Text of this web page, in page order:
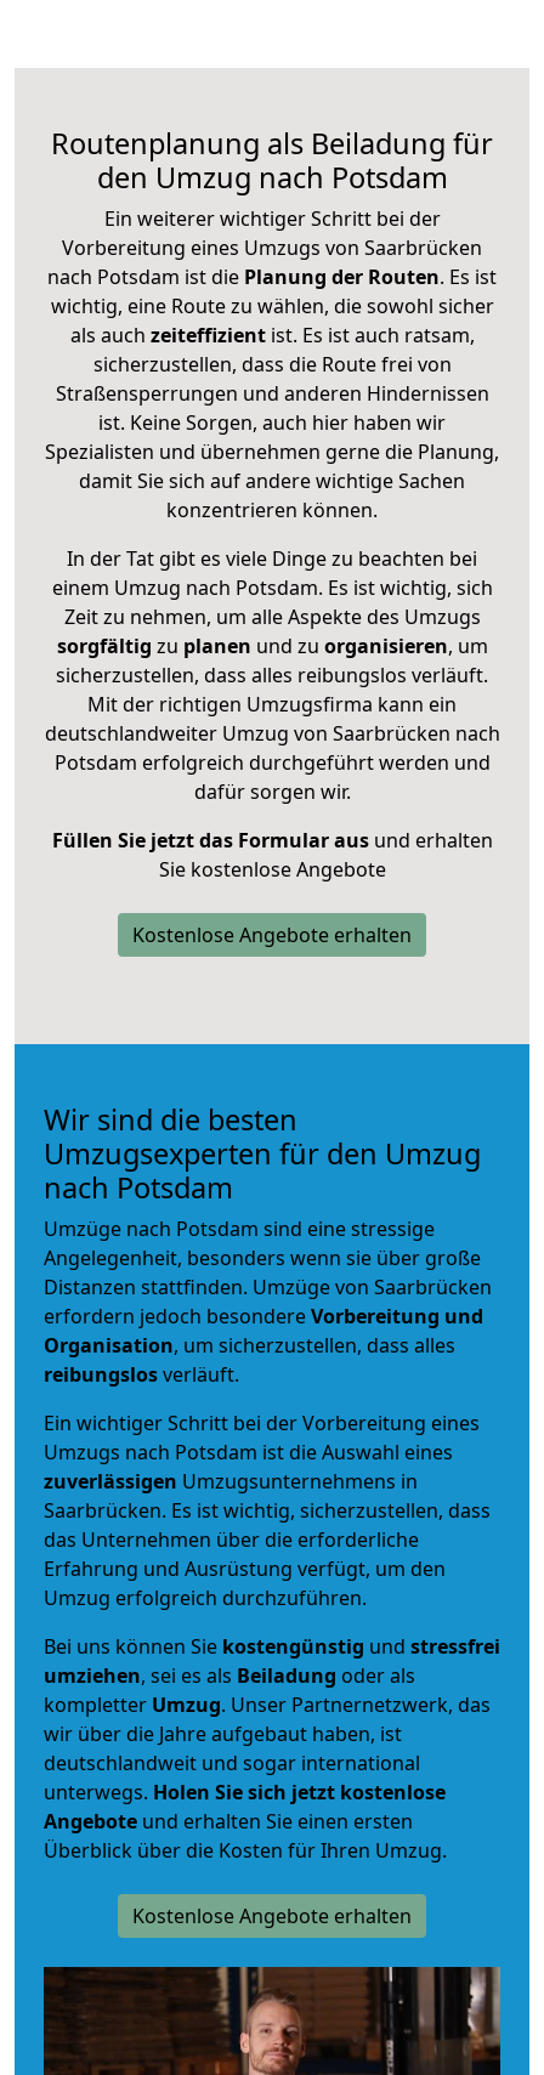
Routenplanung als Beiladung für
den Umzug nach Potsdam
Ein weiterer wichtiger Schritt bei der
Vorbereitung eines Umzugs von Saarbrücken
nach Potsdam ist die Planung der Routen. Es ist
wichtig, eine Route zu wählen, die sowohl sicher
als auch zeiteffizientist. Es ist auch ratsam,
sicherzustellen, dass die Route frei von
Straßensperrungen und anderen Hindernissen
ist. Keine Sorgen, auch hier haben wir
Spezialisten und übernehmen gerne die Planung,
damit Sie sich auf andere wichtige Sachen
konzentrieren können.
In der Tat gibt es viele Dinge zu beachten bei
einem Umzug nach Potsdam. Es ist wichtig, sich
Zeit zu nehmen, um alle Aspekte des Umzugs
sorgfältig zu planen und zu organisieren, um
sicherzustellen, dass alles reibungslos verläuft.
Mit der richtigen Umzugsfirma kann ein
deutschlandweiter Umzug von Saarbrücken nach
Potsdam erfolgreich durchgeführt werden und
dafür sorgen wir.
Füllen Sie jetzt das Formular ausund erhalten
Sie kostenlose Angebote
Kostenlose Angebote erhalten
Wir sind die besten
Umzugsexperten für den Umzug
nach Potsdam
Umzüge nach Potsdam sind eine stressige
Angelegenheit, besonders wenn sie über große
Distanzen stattfinden. Umzüge von Saarbrücken
erfordern jedoch besondereVorbereitung und
Organisation, um sicherzustellen, dass alles
reibungslosverläuft.
Ein wichtiger Schritt bei der Vorbereitung eines
Umzugs nach Potsdam ist die Auswahl eines
zuverlässigen Umzugsunternehmens in
Saarbrücken. Es ist wichtig, sicherzustellen, dass
das Unternehmen über die erforderliche
Erfahrung und Ausrüstung verfügt, um den
Umzug erfolgreich durchzuführen.
Bei uns können Sie kostengünstig und stressfrei
umziehen, sei es als Beiladung oder als
kompletter Umzug. Unser Partnernetzwerk, das
wir über die Jahre aufgebaut haben, ist
deutschlandweit und sogar international
unterwegs. Holen Sie sich jetzt kostenlose
Angebote und erhalten Sie einen ersten
Überblick über die Kosten für Ihren Umzug.
Kostenlose Angebote erhalten